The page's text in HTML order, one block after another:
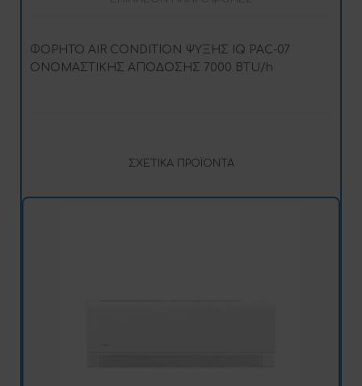
ΦΟΡΗΤΟ AIR CONDITION ΨΥΞΗΣ IQ PAC-07
ΟΝΟΜΑΣΤΙΚΗΣ ΑΠΟΔΟΣΗΣ 7000 BTU/h
ΣΧΕΤΙΚΆ ΠΡΟΪΌΝΤΑ